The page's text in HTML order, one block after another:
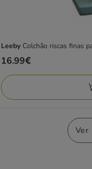
Leeby Colchão riscas finas
Preço
16.99€
16.99€
Ver